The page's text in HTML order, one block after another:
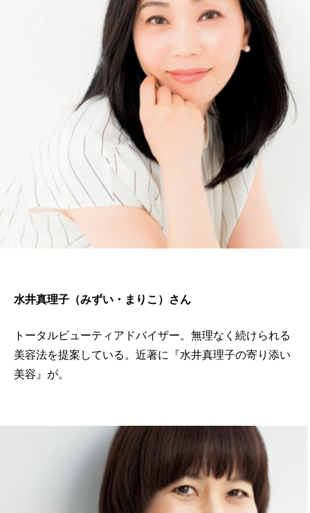
水井真理子（みずい・まりこ）さん
トータルビューティアドバイザー。無理なく続けられる
美容法を提案している。近著に『水井真理子の寄り添い
美容』が。